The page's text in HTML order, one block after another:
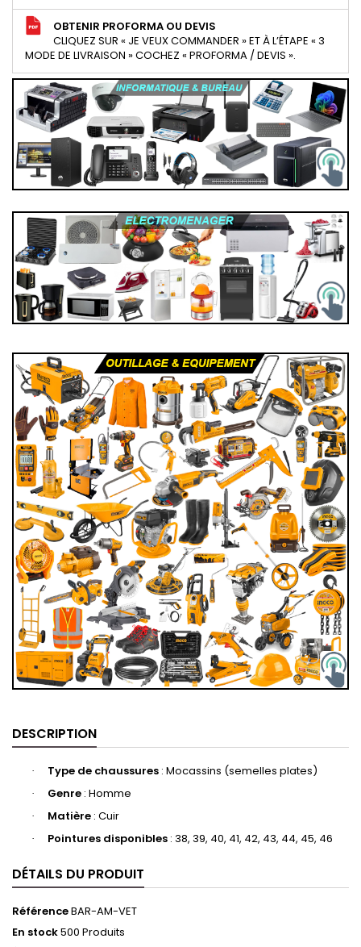
OBTENIR PROFORMA OU DEVIS
CLIQUEZ SUR « JE VEUX COMMANDER » ET À L’ÉTAPE « 3
MODE DE LIVRAISON » COCHEZ « PROFORMA / DEVIS ».
DESCRIPTION
· Type de chaussures ‎: Mocassins (semelles plates)
· Genre : Homme
· Matière ‎: Cuir
· Pointures disponibles : 38, 39, 40, 41, 42, 43, 44, 45, 46
DÉTAILS DU PRODUIT
RéférenceBAR-AM-VET
En stock500 Produits